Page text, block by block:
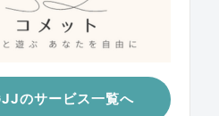
のサービス一覧へ